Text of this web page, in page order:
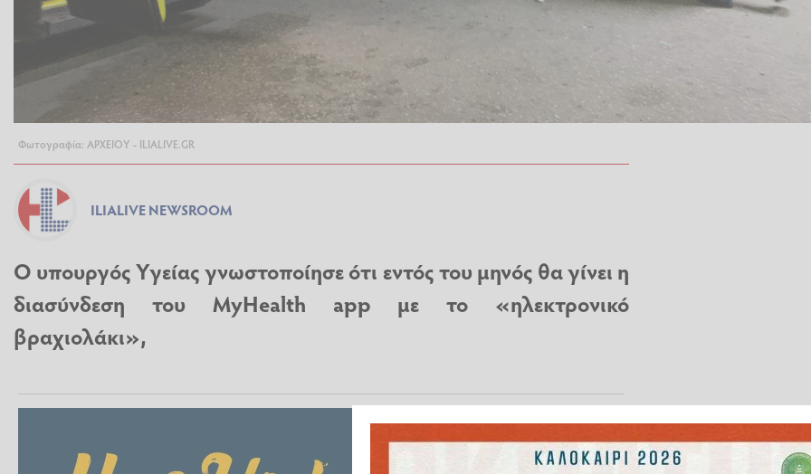
Φωτογραφία: ΑΡΧΕΙΟΥ - ILIALIVE.GR
ILIALIVE NEWSROOM
Ο υπουργός Υγείας γνωστοποίησε ότι εντός του μηνός θα γίνει η
διασύνδεση του MyHealth app με το «ηλεκτρονικό
βραχιολάκι»,